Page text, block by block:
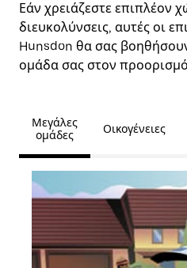
Εάν χρειάζεστε επιπλέον
διευκολύνσεις, αυτές οι
Hunsdon θα σας
ομάδα σας στον
Μεγάλες
ομάδες
Οικογένειες